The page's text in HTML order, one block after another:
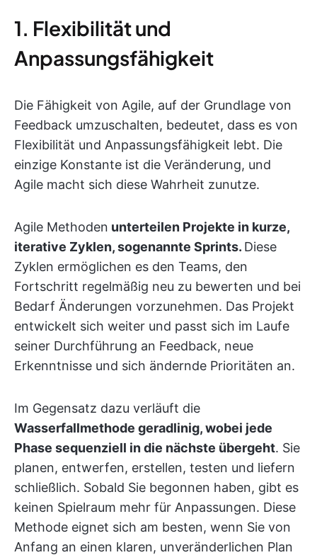
1. Flexibilität und
Anpassungsfähigkeit
Die Fähigkeit von Agile, auf der Grundlage von
Feedback umzuschalten, bedeutet, dass es von
Flexibilität und Anpassungsfähigkeit lebt. Die
einzige Konstante ist die Veränderung, und
Agile macht sich diese Wahrheit zunutze.
Agile Methoden unterteilen Projekte in kurze,
iterative Zyklen, sogenannte Sprints. Diese
Zyklen ermöglichen es den Teams, den
Fortschritt regelmäßig neu zu bewerten und bei
Bedarf Änderungen vorzunehmen. Das Projekt
entwickelt sich weiter und passt sich im Laufe
seiner Durchführung an Feedback, neue
Erkenntnisse und sich ändernde Prioritäten an.
Im Gegensatz dazu verläuft die
Wasserfallmethode geradlinig, wobei jede
Phase sequenziell in die nächste übergeht. Sie
planen, entwerfen, erstellen, testen und liefern
schließlich. Sobald Sie begonnen haben, gibt es
keinen Spielraum mehr für Anpassungen. Diese
Methode eignet sich am besten, wenn Sie von
Anfang an einen klaren, unveränderlichen Plan